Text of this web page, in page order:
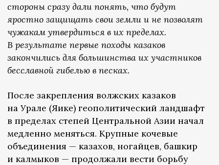
стороны сразу дали понять, что будут
яростно защищать свои земли и не позволят
чужакам утвердиться в их пределах.
В результате первые походы казаков
закончились для большинства их участников
бесславной гибелью в песках.
После закрепления волжских казаков
на Урале (Яике) геополитический ландшафт
в пределах степей Центральной Азии начал
медленно меняться. Крупные кочевые
объединения — казахов, ногайцев, башкир
и калмыков — продолжали вести борьбу